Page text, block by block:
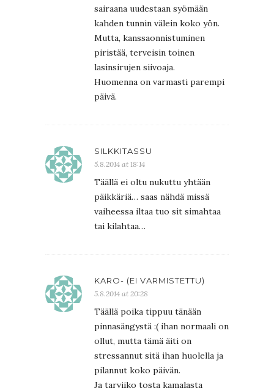
sairaana uudestaan syömään
kahden tunnin välein koko yön.
Mutta, kanssaonnistuminen
piristää, terveisin toinen
lasinsirujen siivoaja.
Huomenna on varmasti parempi
päivä.
SILKKITASSU
5.8.2014 at 18:14
Täällä ei oltu nukuttu yhtään
päikkäriä… saas nähdä missä
vaiheessa iltaa tuo sit simahtaa
tai kilahtaa…
KARO- (EI VARMISTETTU)
5.8.2014 at 20:28
Täällä poika tippuu tänään
pinnasängystä :( ihan normaali on
ollut, mutta tämä äiti on
stressannut sitä ihan huolella ja
pilannut koko päivän.
Ja tarviiko tosta kamalasta